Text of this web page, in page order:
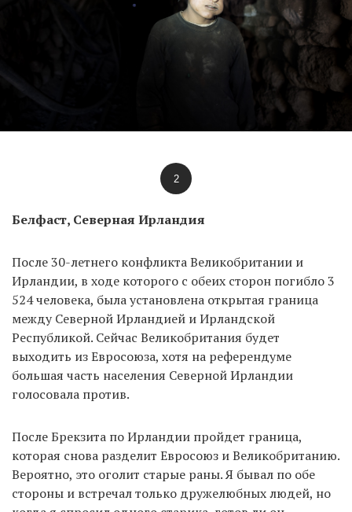
2
Белфаст, Северная Ирландия
После 30-летнего конфликта Великобритании и
Ирландии, в ходе которого с обеих сторон погибло 3
524 человека, была установлена открытая граница
между Северной Ирландией и Ирландской
Республикой. Сейчас Великобритания будет
выходить из Евросоюза, хотя на референдуме
большая часть населения Северной Ирландии
голосовала против.
После Брекзита по Ирландии пройдет граница,
которая снова разделит Евросоюз и Великобританию.
Вероятно, это оголит старые раны. Я бывал по обе
стороны и встречал только дружелюбных людей, но